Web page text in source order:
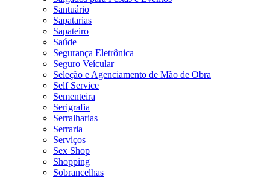
Santuário
Sapatarias
Sapateiro
Saúde
Segurança Eletrônica
Seguro Veícular
Seleção e Agenciamento de Mão de Obra
Self Service
Sementeira
Serigrafia
Serralharias
Serraria
Serviços
Sex Shop
Shopping
Sobrancelhas